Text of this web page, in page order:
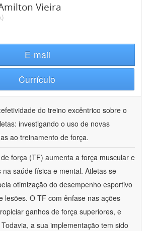
Vieira
E-mail
Currículo
efetividade do treino excêntrico sobre o
investigando o uso de novas
ao treinamento de força.
força (TF) aumenta a força muscular e
saúde física e mental. Atletas se
otimização do desempenho esportivo
lesões. O TF com ênfase nas ações
ganhos de força superiores, e
a sua implementação tem sido